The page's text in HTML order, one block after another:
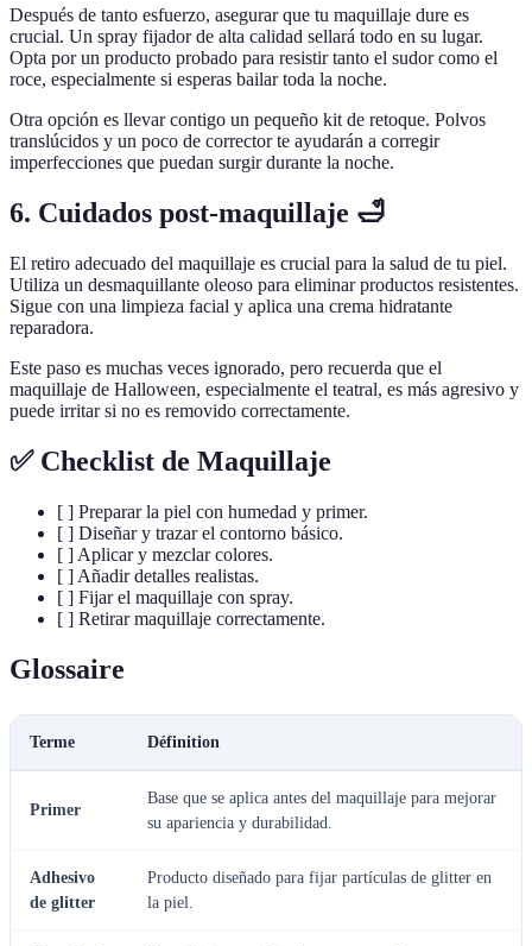
Después de tanto esfuerzo, asegurar que tu maquillaje dure es
crucial. Un spray fijador de alta calidad sellará todo en su lugar.
Opta por un producto probado para resistir tanto el sudor como el
roce, especialmente si esperas bailar toda la noche.
Otra opción es llevar contigo un pequeño kit de retoque. Polvos
translúcidos y un poco de corrector te ayudarán a corregir
imperfecciones que puedan surgir durante la noche.
6. Cuidados post-maquillaje 🛁
El retiro adecuado del maquillaje es crucial para la salud de tu piel.
Utiliza un desmaquillante oleoso para eliminar productos resistentes.
Sigue con una limpieza facial y aplica una crema hidratante
reparadora.
Este paso es muchas veces ignorado, pero recuerda que el
maquillaje de Halloween, especialmente el teatral, es más agresivo y
puede irritar si no es removido correctamente.
✅ Checklist de Maquillaje
[ ] Preparar la piel con humedad y primer.
[ ] Diseñar y trazar el contorno básico.
[ ] Aplicar y mezclar colores.
[ ] Añadir detalles realistas.
[ ] Fijar el maquillaje con spray.
[ ] Retirar maquillaje correctamente.
Glossaire
Terme Définition
Primer
Base que se aplica antes del maquillaje para mejorar
su apariencia y durabilidad.
Adhesivo
de glitter
Producto diseñado para fijar partículas de glitter en
la piel.